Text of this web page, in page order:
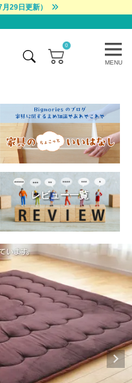
29日更新）
MENU
0
レビュー一覧